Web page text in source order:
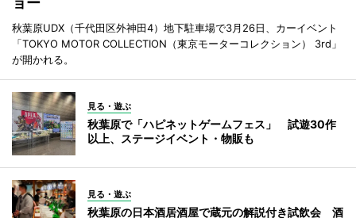
秋葉原UDX（千代田区外神田4）地下駐車場で3月26日、カーイベント
「TOKYO MOTOR COLLECTION（東京モーターコレクション） 3rd」
が開かれる。
見る・遊ぶ
秋葉原で「ハピネットゲームフェス」 試遊30作
以上、ステージイベント・物販も
見る・遊ぶ
秋葉原の日本酒居酒屋で蔵元の解説付き試飲会 酒